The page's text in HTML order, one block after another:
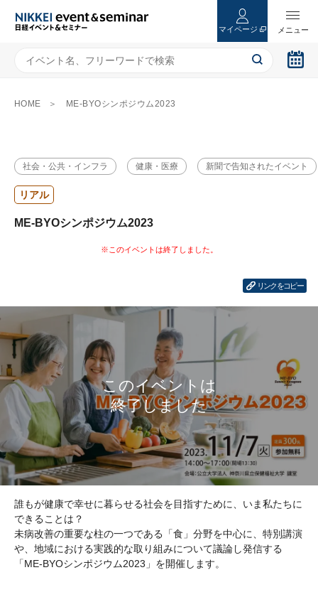
マイページ
HOME ME-BYOシンポジウム2023
社会・公共・インフラ 健康・医療 新聞で告知されたイベント
リアル
ME-BYOシンポジウム2023
リンクをコピー
誰もが健康で幸せに暮らせる社会を目指すために、いま私たちに
できることは？
未病改善の重要な柱の一つである「食」分野を中心に、特別講演
や、地域における実践的な取り組みについて議論し発信する
「ME-BYOシンポジウム2023」を開催します。